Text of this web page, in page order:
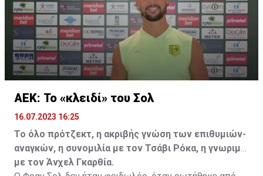
καλοκαίρι.
ΑΕΚ: Το «κλειδί» του Σολ
16.07.2023 16:25
Το όλο πρότζεκτ, η ακριβής γνώση των επιθυμιών-
αναγκών, η συνομιλία με τον Τσάβι Ρόκα, η γνωριμία
με τον Άνχελ Γκαρθία.